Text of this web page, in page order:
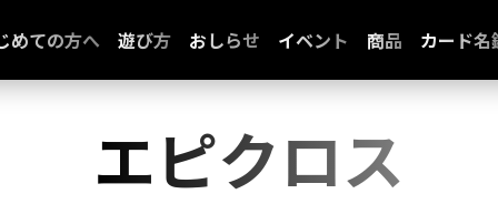
めての方へ 遊び方 おしらせ イベント 商品 カード名
エピクロス